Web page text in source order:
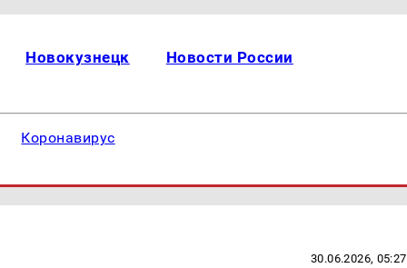
Новокузнецк Новости России
Коронавирус
30.06.2026, 05:27